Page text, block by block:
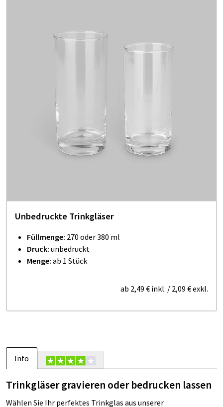
Unbedruckte Trinkgläser
Füllmenge: 270 oder 380 ml
Druck: unbedruckt
Menge: ab 1 Stück
ab 2,49 € inkl. / 2,09 €exkl.
Info
Trinkgläser gravieren oder bedrucken lassen
Wählen Sie Ihr perfektes Trinkglas aus unserer